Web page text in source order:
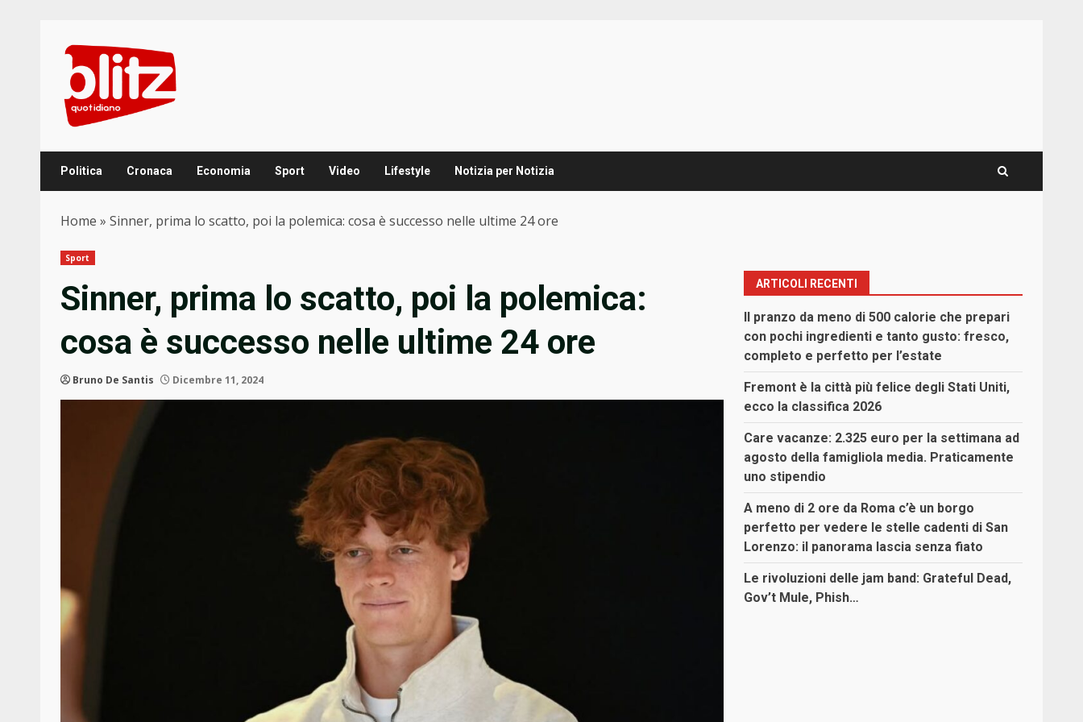
content
Politica Cronaca Economia Sport Video Lifestyle Notizia per Notizia
Home » Sinner, prima lo scatto, poi la polemica: cosa è successo nelle ultime 24 ore
Sport
Sinner, prima lo scatto, poi la polemica:
cosa è successo nelle ultime 24 ore
Bruno De Santis Dicembre 11, 2024
ARTICOLI RECENTI
Il pranzo da meno di 500 calorie che prepari
con pochi ingredienti e tanto gusto: fresco,
completo e perfetto per l’estate
Fremont è la città più felice degli Stati Uniti,
ecco la classifica 2026
Care vacanze: 2.325 euro per la settimana ad
agosto della famigliola media. Praticamente
uno stipendio
A meno di 2 ore da Roma c’è un borgo
perfetto per vedere le stelle cadenti di San
Lorenzo: il panorama lascia senza fiato
Le rivoluzioni delle jam band: Grateful Dead,
Gov’t Mule, Phish…